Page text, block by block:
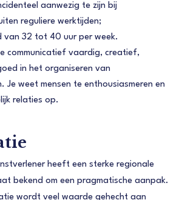
aanwezig te zijn bij
reguliere werktijden;
van 32 tot 40 uur per week.
communicatief vaardig, creatief,
in het organiseren van
Je weet mensen te enthousiasmeren en
relaties op.
heeft een sterke regionale
bekend om een pragmatische aanpak.
wordt veel waarde gehecht aan